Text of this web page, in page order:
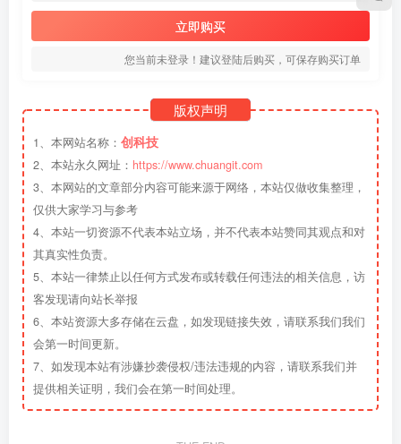
立即购买
您当前未登录！建议登陆后购买，可保存购买订单
版权声明
1、本网站名称： 创科技
2、本站永久网址： https://www.chuangit.com
3、本网站的文章部分内容可能来源于网络，本站仅做收集整理，
仅供大家学习与参考
4、本站一切资源不代表本站立场，并不代表本站赞同其观点和对
其真实性负责。
5、本站一律禁止以任何方式发布或转载任何违法的相关信息，访
客发现请向站长举报
6、本站资源大多存储在云盘，如发现链接失效，请联系我们我们
会第一时间更新。
7、如发现本站有涉嫌抄袭侵权/违法违规的内容，请联系我们并
提供相关证明，我们会在第一时间处理。